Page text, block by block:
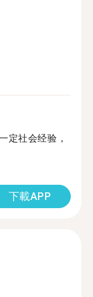
定社会经验，
下載APP